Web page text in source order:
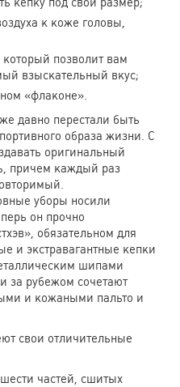
к коже головы,
позволит вам
взыскательный вкус;
«флаконе».
давно перестали быть
образа жизни. С
оригинальный
причем каждый раз
уборы носили
он прочно
обязательном для
и экстравагантные кепки
шипами
за рубежом сочетают
и кожаными пальто и
свои отличительные
шести частей, сшитых